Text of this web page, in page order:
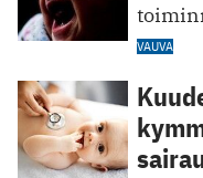
VAUVA